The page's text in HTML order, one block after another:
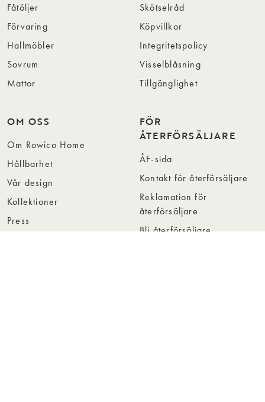
Fåtöljer
Förvaring
Hallmöbler
Sovrum
Mattor
Skötselråd
Köpvillkor
Integritetspolicy
Visselblåsning
Tillgänglighet
OM OSS
Om Rowico Home
Hållbarhet
Vår design
Kollektioner
Press
FÖR
ÅTERFÖRSÄLJARE
ÅF-sida
Kontakt för återförsäljare
Reklamation för
återförsäljare
Bli återförsäljare